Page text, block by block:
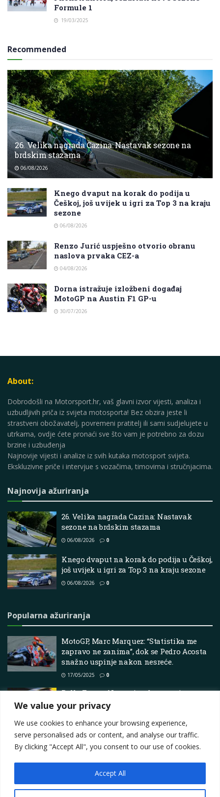
We value your privacy
We use cookies to enhance your browsing experience,
serve personalised ads or content, and analyse our traffic.
By clicking "Accept All", you consent to our use of cookies.
Accept All
Formule 1
19/03/2025
Recommended
26. Velika nagrada Cazina: Nastavak sezone na
brdskim stazama
06/08/2026
Knego dvaput na korak do podija u
Češkoj, još uvijek u igri za Top 3 na kraju
sezone
06/08/2026
Renzo Jurić uspješno otvorio obranu
naslova prvaka CEZ-a
04/08/2026
Dorna istražuje izložbeni događaj
MotoGP na Austin F1 GP-u
30/07/2026
About:
Dobrodošli na Motorsport.hr, vaš glavni izvor vijesti, analiza i
uzbudljivih priča iz svijeta motosporta! Bez obzira jeste li
strastveni obožavatelj, povremeni pratitelj ili sami sudjelujete u
utrkama, ovdje ćete pronaći sve što vam je potrebno za dozu
brzine i uzbuđenja
Najnovije vijesti i analize iz svih kutaka motosport svijeta.
Ekskluzivne priče i intervjue s vozačima, timovima i stručnjacima.
Najnovija ažuriranja
26. Velika nagrada Cazina: Nastavak
sezone na brdskim stazama
06/08/2026 0
Knego dvaput na korak do podija u Češkoj,
još uvijek u igri za Top 3 na kraju sezone
06/08/2026 0
Popularna ažuriranja
MotoGP, Marc Marquez: “Statistika me
zapravo ne zanima”, dok se Pedro Acosta
snažno uspinje nakon nesreće.
17/05/2025 0
Rally Fury – Novosti o ekstremnim
utrkama, najave, vodiči i još mnogo toga
Contact
Privacy Policy
Terms Marketing i oglašavanje